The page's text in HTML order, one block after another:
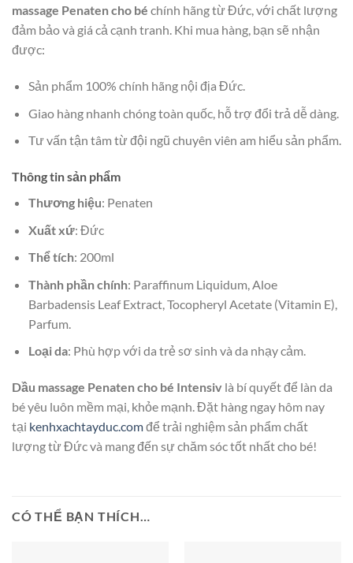
massage Penaten cho bé chính hãng từ Đức, với chất lượng
đảm bảo và giá cả cạnh tranh. Khi mua hàng, bạn sẽ nhận
được:
Sản phẩm 100% chính hãng nội địa Đức.
Giao hàng nhanh chóng toàn quốc, hỗ trợ đổi trả dễ dàng.
Tư vấn tận tâm từ đội ngũ chuyên viên am hiểu sản phẩm.
Thông tin sản phẩm
Thương hiệu: Penaten
Xuất xứ: Đức
Thể tích: 200ml
Thành phần chính: Paraffinum Liquidum, Aloe
Barbadensis Leaf Extract, Tocopheryl Acetate (Vitamin E),
Parfum.
Loại da: Phù hợp với da trẻ sơ sinh và da nhạy cảm.
Dầu massage Penaten cho bé Intensiv là bí quyết để làn da
bé yêu luôn mềm mại, khỏe mạnh. Đặt hàng ngay hôm nay
tại kenhxachtayduc.comđể trải nghiệm sản phẩm chất
lượng từ Đức và mang đến sự chăm sóc tốt nhất cho bé!
CÓ THỂ BẠN THÍCH…